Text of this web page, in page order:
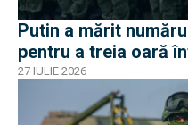
Putin a mărit
pentru a treia oară
27 IULIE 2026